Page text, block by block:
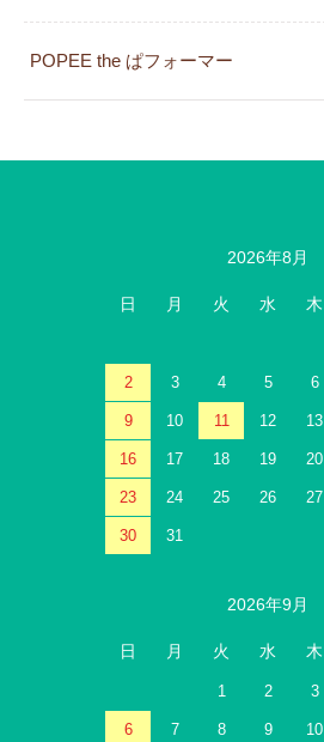
POPEE the ぱフォーマー
2026年8月
日 月 火 水 木
2 3 4 5 6
9 10 11 12 13
16 17 18 19 20
23 24 25 26 27
30 31
2026年9月
日 月 火 水 木
1 2 3
6 7 8 9 10